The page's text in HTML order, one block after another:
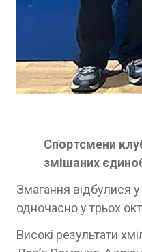
Спортсмени
змішаних
Змагання відбулися у
одночасно у трьох
Високі результати